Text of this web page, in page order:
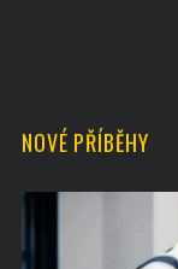
NOVÉ PŘÍBĚHY